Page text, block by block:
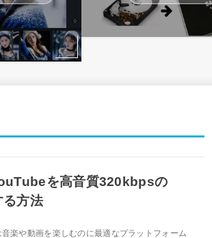
を高音質320kbpsの
る方法
楽や動画を楽しむのに最適なプラットフォーム